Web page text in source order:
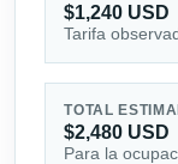
$1,240 USD
Tarifa
TOTAL
$2,480 USD
Para la